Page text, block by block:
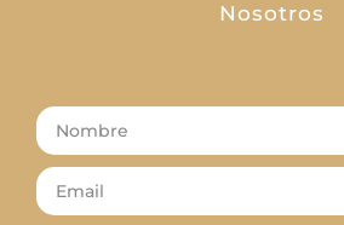
Nosotros